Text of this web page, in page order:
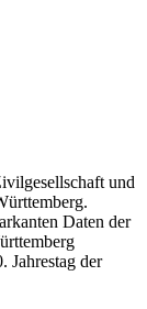
und
Daten der
Jahrestag der